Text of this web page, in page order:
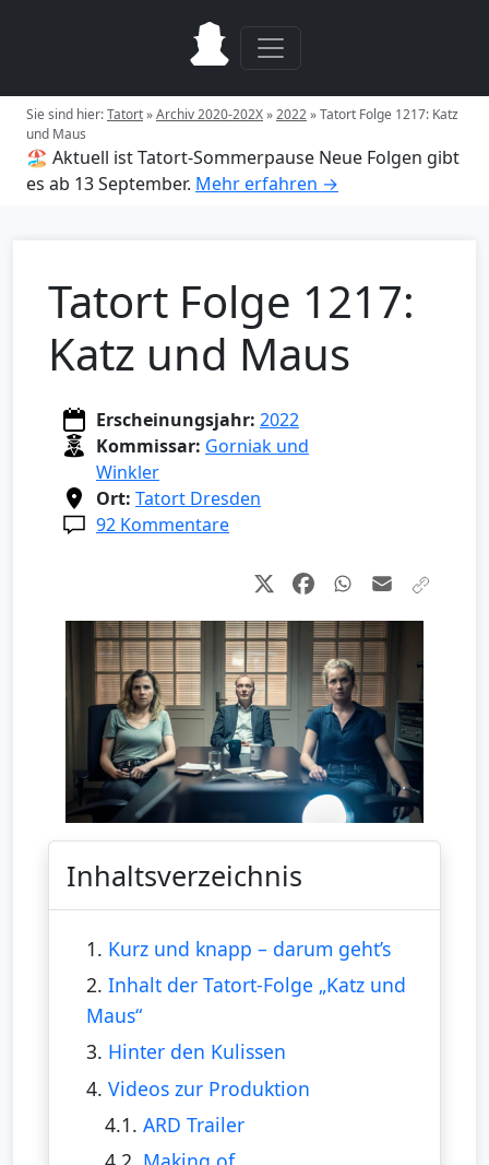
Sie sind hier:Tatort»Archiv 2020-202X»2022»Tatort Folge 1217: Katz
und Maus
🏖️ Aktuell ist Tatort-Sommerpause Neue Folgen gibt
es ab 13 September. Mehr erfahren →
Tatort Folge 1217:
Katz und Maus
Erscheinungsjahr: 2022
Kommissar: Gorniak und
Winkler
Ort: Tatort Dresden
92 Kommentare
Inhaltsverzeichnis
1. Kurz und knapp – darum geht’s
2. Inhalt der Tatort-Folge „Katz und
Maus“
3. Hinter den Kulissen
4. Videos zur Produktion
4.1.ARD Trailer